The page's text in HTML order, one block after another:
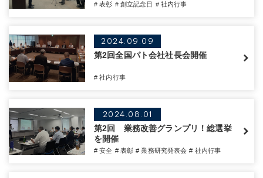
# 表彰 # 創立記念日 # 社内行事
2024.09.09
第2回全国パト会社社長会開催
# 社内行事
2024.08.01
第2回 業務改善グランプリ！総選挙
を開催
# 安全 # 表彰 # 業務研究発表会 # 社内行事